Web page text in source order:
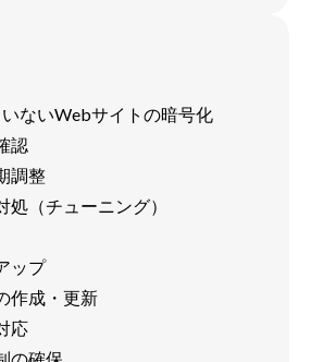
いないWebサイトの暗号化
認
調整
処（チューニング）
ップ
作成・更新
応